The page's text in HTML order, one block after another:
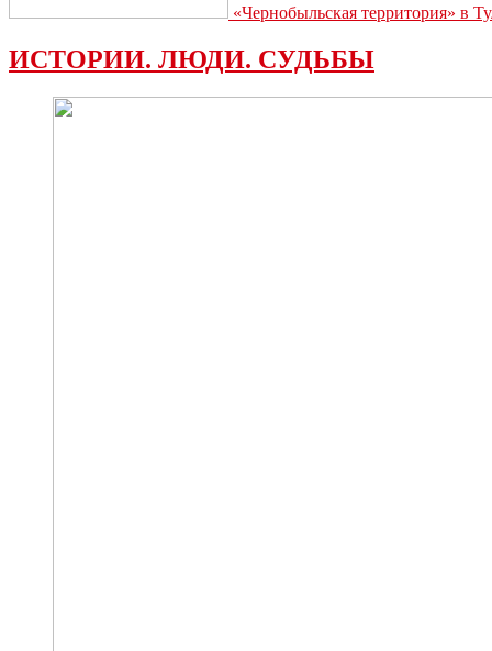
«Чернобыльская территория» в
ИСТОРИИ. ЛЮДИ. СУДЬБЫ